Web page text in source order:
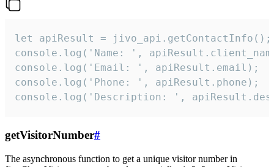
let apiResult = jivo_api.getContactInfo();
console.log('Name: ',
console.log('Email: ', apiResult.email);
console.log('Phone: ', apiResult.phone);
console.log('Description: ',
getVisitorNumber#
The asynchronous function to get a unique visitor number in